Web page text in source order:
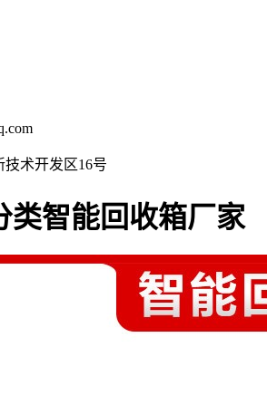
术开发区16号
类智能回收箱厂家